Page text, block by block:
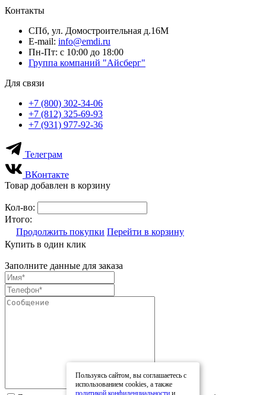
Контакты
СПб, ул. Домостроительная д.16М
E-mail: info@emdi.ru
Пн-Пт: с 10:00 до 18:00
Группа компаний "Айсберг"
Для связи
+7 (800) 302-34-06
+7 (812) 325-69-93
+7 (931) 977-92-36
Телеграм
ВКонтакте
Товар добавлен в корзину
Кол-во:
Итого:
Продолжить покупки Перейти в корзину
Купить в один клик
Заполните данные для заказа
Пользуясь сайтом, вы соглашаетесь с
использованием cookies, а также
политикой конфиденциальности и